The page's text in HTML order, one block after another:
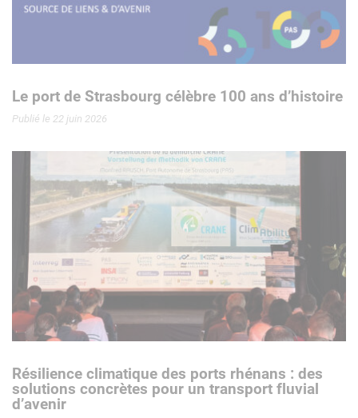
Le port de Strasbourg célèbre 100 ans d’histoire
Publié le 22 juin 2026
Résilience climatique des ports rhénans : des
solutions concrètes pour un transport fluvial
d’avenir